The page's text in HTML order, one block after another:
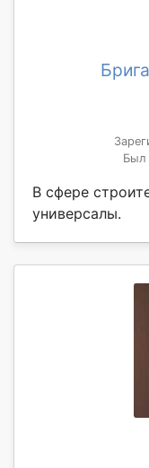
Был
В сфере
универсалы.